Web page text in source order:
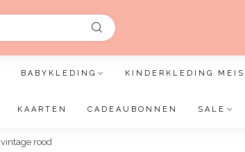
BABYKLEDING KINDERKLEDING
KAARTEN CADEAUBONNEN SALE
vintage rood